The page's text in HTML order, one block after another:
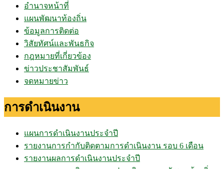
อำนาจหน้าที่
แผนพัฒนาท้องถิ่น
ข้อมูลการติดต่อ
วิสัยทัศน์และพันธกิจ
กฎหมายที่เกี่ยวข้อง
ข่าวประชาสัมพันธ์
จดหมายข่าว
การดำเนินงาน
แผนการดำเนินงานประจำปี
รายงานการกำกับติดตามการดำเนินงาน รอบ 6 เดือน
รายงานผลการดำเนินงานประจำปี